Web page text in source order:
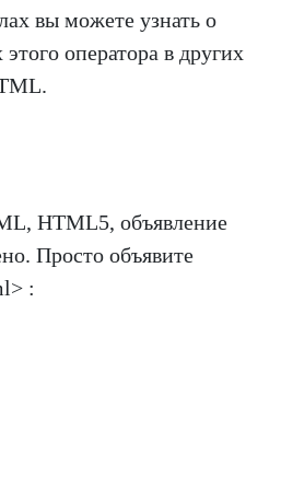
вы можете узнать о
оператора в других
HTML5, объявление
Просто объявите
: